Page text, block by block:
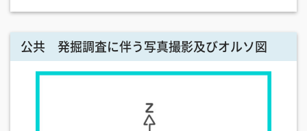
公共 発掘調査に伴う写真撮影及びオルソ図